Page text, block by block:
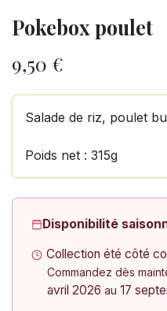
Pokebox poulet
9,50 €
Salade de riz, poulet
Poids net : 315g
Disponibilité
Collection été côté
Commandez dès
avril 2026 au 17